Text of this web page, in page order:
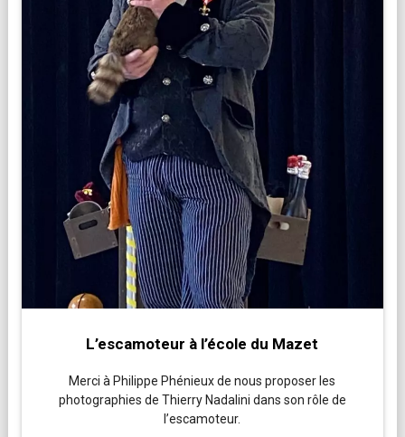
L’escamoteur à l’école du Mazet
Merci à Philippe Phénieux de nous proposer les
photographies de Thierry Nadalini dans son rôle de
l’escamoteur.